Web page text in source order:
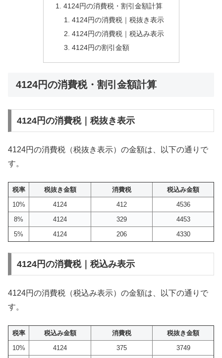
4124円の消費税・割引金額計算
4124円の消費税｜税抜き表示
4124円の消費税｜税込み表示
4124円の割引金額
4124円の消費税・割引金額計算
4124円の消費税｜税抜き表示
4124円の消費税（税抜き表示）の金額は、以下の通りで
す。
税率 税抜き金額 消費税
税込み金額
10%
4124 412
4536
8%
4124 329
4453
5%
4124 206 4330
4124円の消費税｜税込み表示
4124円の消費税（税込み表示）の金額は、以下の通りで
す。
税率 税込み金額 消費税
税抜き金額
10%
4124 375
3749